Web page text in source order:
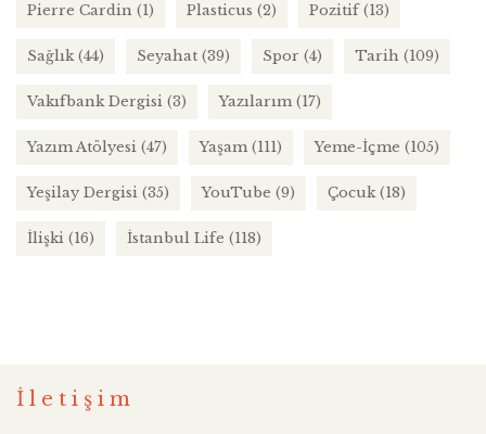
Pierre Cardin (1) Plasticus (2) Pozitif(13)
Sağlık(44) Seyahat (39) Spor (4) Tarih (109)
Vakıfbank Dergisi (3) Yazılarım (17)
Yazım Atölyesi (47) Yaşam (111) Yeme-İçme (105)
Yeşilay Dergisi (35) YouTube (9) Çocuk(18)
İlişki (16) İstanbul Life (118)
İletişim